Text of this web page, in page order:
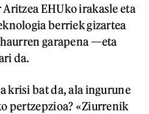
EHUko irakasle eta
berriek gizartea
garapena —eta
da.
krisi bat da, ala ingurune
pertzepzioa? «Ziurrenik